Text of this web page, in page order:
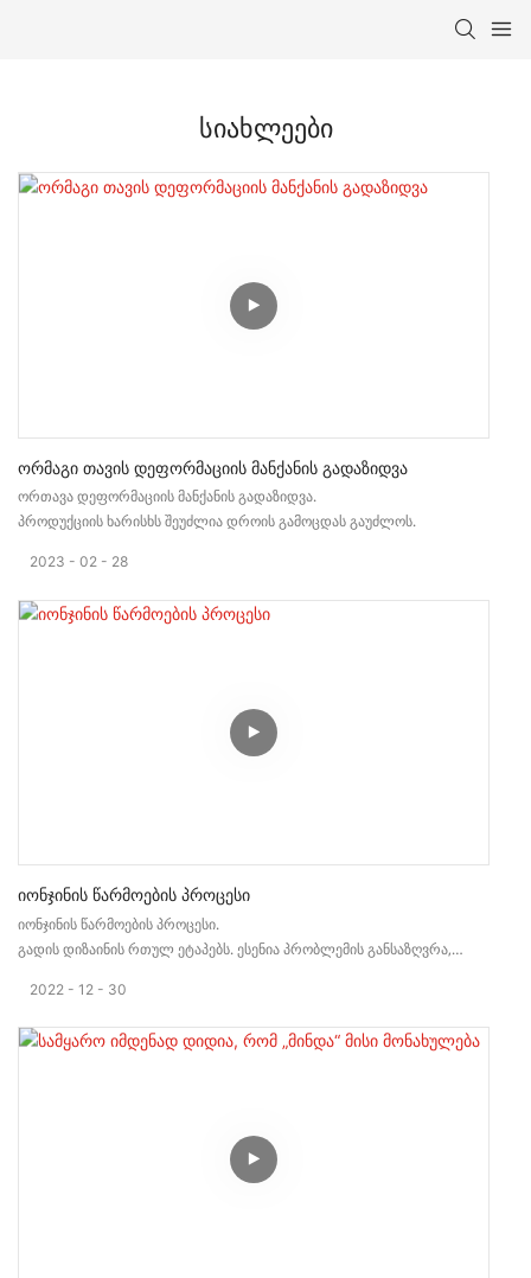
Სიახლეები
Ორმაგი Თავის Დეფორმაციის Მანქანის Გადაზიდვა
ორთავა დეფორმაციის მანქანის გადაზიდვა.
პროდუქციის ხარისხს შეუძლია დროის გამოცდას გაუძლოს.
2023 02 28
Იონჯინის Წარმოების Პროცესი
იონჯინის წარმოების პროცესი.
გადის დიზაინის რთულ ეტაპებს. ესენია პრობლემის განსაზღვრა,
დიზაინი და ნახაზის მომზადება.
2022 12 30